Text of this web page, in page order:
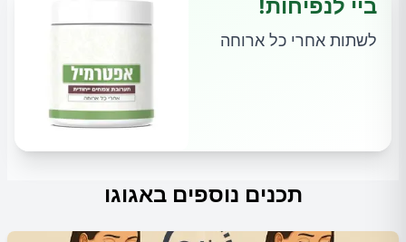
ביי לנפיחות!
לשתות אחרי כל ארוחה
תכנים נוספים באגוגו